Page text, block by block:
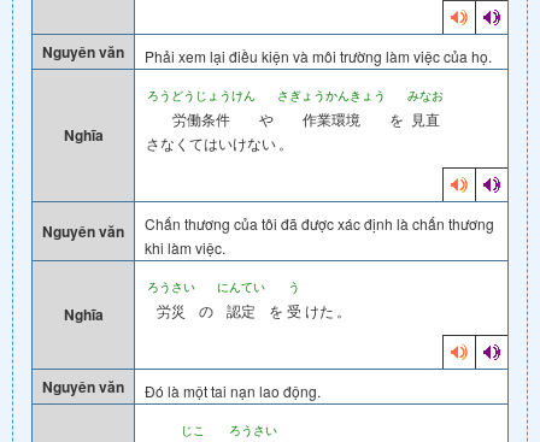
Nguyên văn Phải xem lại điều kiện và môi trường làm việc của họ.
Nghĩa
ろうどうじょうけん
労働条件 や
さぎょうかんきょう
作業環境 を
みなお
見直
さなくてはいけない 。
Nguyên văn
Chấn thương của tôi đã được xác định là chấn thương
khi làm việc.
Nghĩa
ろうさい
労災 の
にんてい
認定 を
う
受 けた 。
Nguyên văn Đó là một tai nạn lao động.
じこ ろうさい